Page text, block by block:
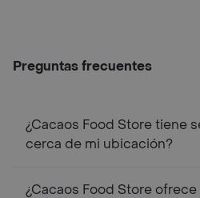
Preguntas frecuentes
¿Cacaos Food Store tiene
cerca de mi ubicación?
¿Cacaos Food Store ofrece